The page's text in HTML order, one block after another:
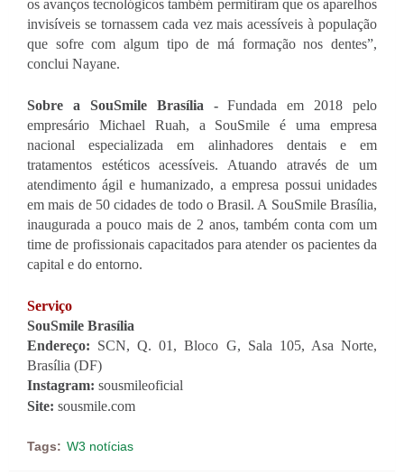
os avanços tecnológicos também permitiram que os aparelhos
invisíveis se tornassem cada vez mais acessíveis à população
que sofre com algum tipo de má formação nos dentes”,
conclui Nayane.
Sobre a SouSmile Brasília - Fundada em 2018 pelo
empresário Michael Ruah, a SouSmile é uma empresa
nacional especializada em alinhadores dentais e em
tratamentos estéticos acessíveis. Atuando através de um
atendimento ágil e humanizado, a empresa possui unidades
em mais de 50 cidades de todo o Brasil. A SouSmile Brasília,
inaugurada a pouco mais de 2 anos, também conta com um
time de profissionais capacitados para atender os pacientes da
capital e do entorno.
Serviço
SouSmile Brasília
Endereço: SCN, Q. 01, Bloco G, Sala 105, Asa Norte,
Brasília (DF)
Instagram: sousmileoficial
Site: sousmile.com
Tags: W3 notícias